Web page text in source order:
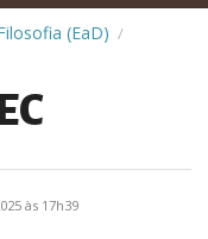
(EaD) /
às 17h39